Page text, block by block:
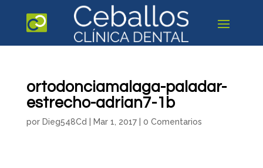
ortodonciamalaga-paladar-
estrecho-adrian7-1b
por Dieg548Cd Mar 1, 2017| 0 Comentarios